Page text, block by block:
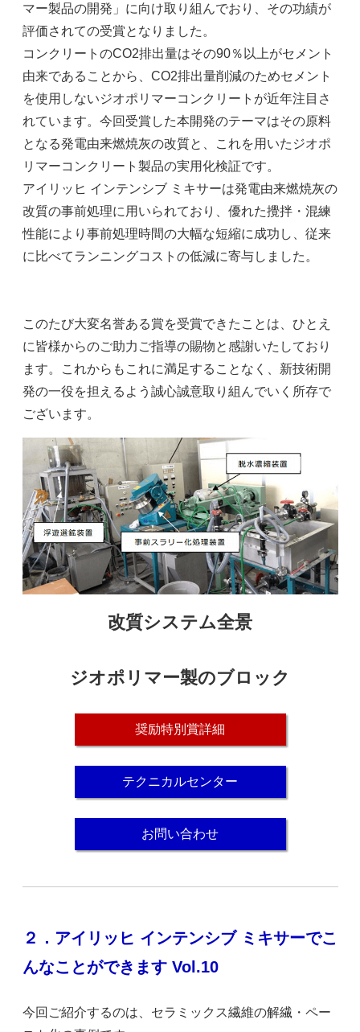
マー製品の開発」に向け取り組んでおり、その功績が
評価されての受賞となりました。
コンクリートのCO2排出量はその90％以上がセメント
由来であることから、CO2排出量削減のためセメント
を使用しないジオポリマーコンクリートが近年注目さ
れています。今回受賞した本開発のテーマはその原料
となる発電由来燃焼灰の改質と、これを用いたジオポ
リマーコンクリート製品の実用化検証です。
アイリッヒ インテンシブ ミキサーは発電由来燃焼灰の
改質の事前処理に用いられており、優れた攪拌・混練
性能により事前処理時間の大幅な短縮に成功し、従来
に比べてランニングコストの低減に寄与しました。
このたび大変名誉ある賞を受賞できたことは、ひとえ
に皆様からのご助力ご指導の賜物と感謝いたしており
ます。これからもこれに満足することなく、新技術開
発の一役を担えるよう誠心誠意取り組んでいく所存で
ございます。
改質システム全景
ジオポリマー製のブロック
奨励特別賞詳細
テクニカルセンター
お問い合わせ
２．アイリッヒ インテンシブ ミキサーでこ
んなことができます Vol.10
今回ご紹介するのは、セラミックス繊維の解繊・ペー